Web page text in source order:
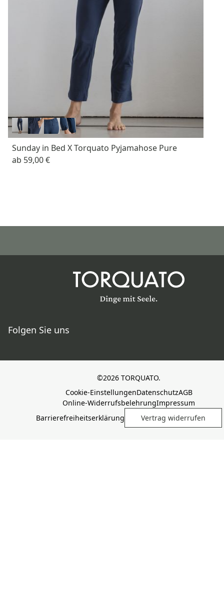
Sunday in Bed X Torquato Pyjamahose Pure
ab 59,00 €
Folgen Sie uns
©2026 TORQUATO.
Cookie-EinstellungenDatenschutzAGB
Online-WiderrufsbelehrungImpressum
Barrierefreiheitserklärung
Vertrag widerrufen